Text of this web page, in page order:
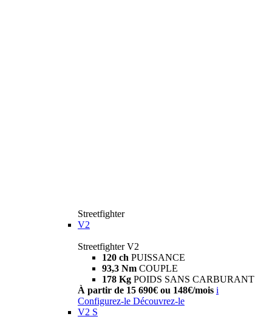
Streetfighter
V2
Streetfighter V2
120 ch PUISSANCE
93,3 Nm COUPLE
178 Kg POIDS SANS CARBURANT
À partir de 15 690€ ou 148€/mois i
Configurez-le Découvrez-le
V2 S